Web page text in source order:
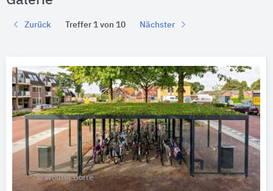
Zurück Treffer 1 von 10 Nächster
© Wouter Borre